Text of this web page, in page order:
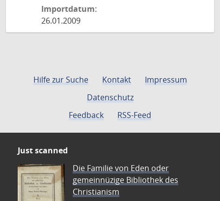
Importdatum:
26.01.2009
Hilfe zur Suche Kontakt
Impressum
Datenschutz
Feedback
RSS-Feed
Just scanned
Die Familie von Eden oder
gemeinnüzige Bibliothek des
Christianism